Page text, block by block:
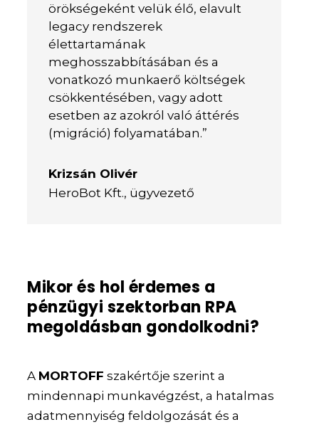
örökségeként velük élő, elavult
legacy rendszerek
élettartamának
meghosszabbításában és a
vonatkozó munkaerő költségek
csökkentésében, vagy adott
esetben az azokról való áttérés
(migráció) folyamatában.”
Krizsán Olivér
HeroBot Kft., ügyvezető
Mikor és hol érdemes a
pénzügyi szektorban RPA
megoldásban gondolkodni?
A MORTOFF szakértője szerint a
mindennapi munkavégzést, a hatalmas
adatmennyiség feldolgozását és a